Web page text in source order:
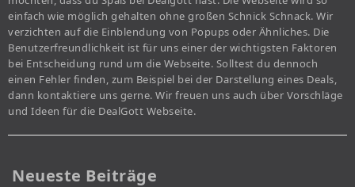
einfach wie möglich gehalten ohne großen Schnick Schnack. Wir
verzichten auf die Einblendung von Popups oder Ähnliches. Die
Benutzerfreundlichkeit ist für uns einer der wichtigsten Faktoren
bei Entscheidung rund um die Webseite. Solltest du dennoch
einen Fehler finden, zum Beispiel bei der Darstellung eines Deals,
dann kontaktiere uns gerne. Wir freuen uns auch über Vorschläge
und Ideen für die DealGott Webseite.
Neueste Beiträge